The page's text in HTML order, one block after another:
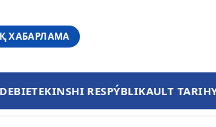
ХАБАРЛАМА
EKINSHI RESPÝBLIKAULT